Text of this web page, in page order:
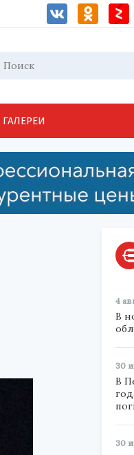
ГАЛЕРЕИ
4
В
30
В
30